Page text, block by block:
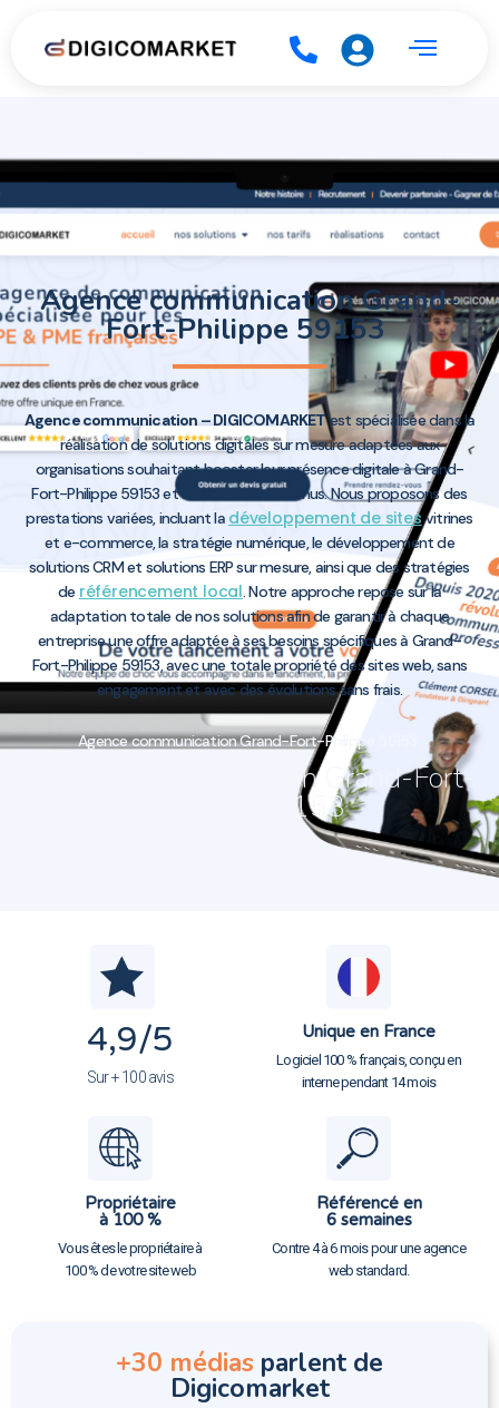
Agence communication Grand-
Fort-Philippe 59153
Agence communication – DIGICOMARKETest spécialisée dans la
réalisation de solutions digitales sur mesure adaptées aux
organisations souhaitant booster leur présence digitale à Grand-
Fort-Philippe 59153 et accroître leur revenus. Nous proposons des
prestations variées, incluant la développement de sitesvitrines
et e-commerce, la stratégie numérique, le développement de
solutions CRM et solutions ERP sur mesure, ainsi que des stratégies
de référencement local . Notre approche repose sur la
adaptation totale de nos solutions afin de garantir à chaque
entreprise une offre adaptée à ses besoins spécifiques à Grand-
Fort-Philippe 59153, avec une totale propriété des sites web, sans
engagement et avec des évolutions sans frais.
Agence communication Grand-Fort-Philippe 59153
Agence communication Grand-Fort-
Philippe 59153
4,9/5
Sur + 100 avis
Unique en France
Logiciel 100 % français, conçu en
interne pendant 14 mois
Propriétaire
à 100 %
Vous êtes le propriétaire à
100 % de votre site web
Référencé en
6 semaines
Contre 4 à 6 mois pour une agence
web standard.
+30 médias parlent de
Digicomarket